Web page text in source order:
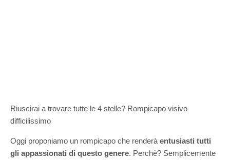
Riuscirai a trovare tutte le 4 stelle? Rompicapo visivo
difficilissimo
Oggi proponiamo un rompicapo che renderà entusiasti tutti
gli appassionati di questo genere. Perchè? Semplicemente